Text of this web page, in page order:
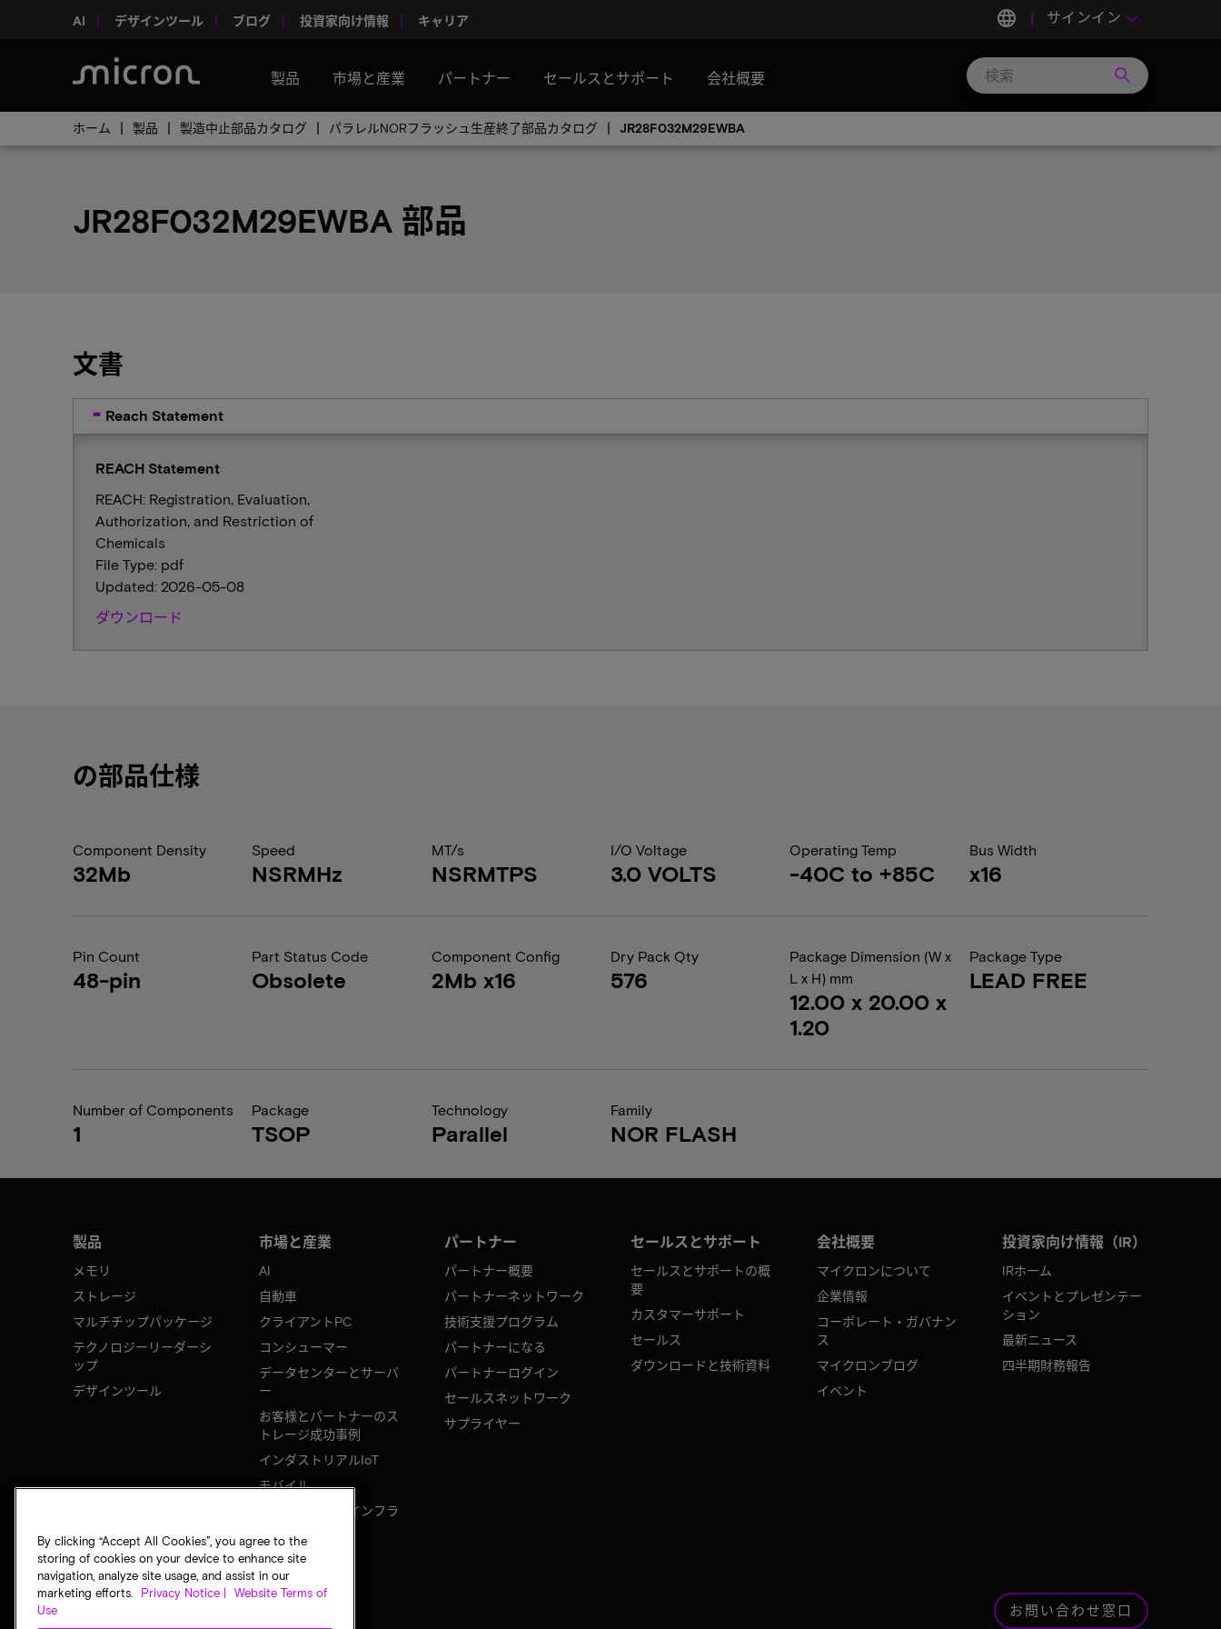
AI デザインツール ブログ 投資家向け情報 キャリア language サインイン keyboard_arrow_down
製品 市場と産業 パートナー セールスとサポート 会社概要 search
ホーム 製品 製造中止部品カタログ パラレルNORフラッシュ生産終了部品カタログ JR28F032M29EWBA
JR28F032M29EWBA 部品
文書
Reach Statement
REACH Statement
REACH: Registration, Evaluation,
Authorization, and Restriction of
Chemicals
File Type: pdf
Updated: 2026-05-08
ダウンロード
の部品仕様
Component Density
32Mb
Speed
NSRMHz
MT/s
NSRMTPS
I/O Voltage
3.0 VOLTS
Operating Temp
-40C to +85C
Bus Width
x16
Pin Count
48-pin
Part Status Code
Obsolete
Component Config
2Mb x16
Dry Pack Qty
576
Package Dimension (W x
L x H) mm
12.00 x 20.00 x
1.20
Package Type
LEAD FREE
Number of Components
1
Package
TSOP
Technology
Parallel
Family
NOR FLASH
製品
メモリ
ストレージ
マルチチップパッケージ
テクノロジーリーダーシ
ップ
デザインツール
市場と産業
AI
自動車
クライアントPC
コンシューマー
データセンターとサーバ
ー
お客様とパートナーのス
トレージ成功事例
インダストリアルIoT
モバイル
ネットワークのインフラ
パートナー
パートナー概要
パートナーネットワーク
技術支援プログラム
パートナーになる
パートナーログイン
セールスネットワーク
サプライヤー
セールスとサポート
セールスとサポートの概
要
カスタマーサポート
セールス
ダウンロードと技術資料
会社概要
マイクロンについて
企業情報
コーポレート・ガバナン
ス
マイクロンブログ
イベント
投資家向け情報（IR）
IRホーム
イベントとプレゼンテー
ション
最新ニュース
四半期財務報告
お問い合わせ窓口
By clicking “Accept All Cookies”, you agree to the
storing of cookies on your device to enhance site
navigation, analyze site usage, and assist in our
marketing efforts.
Privacy Notice |
Website Terms of
Use